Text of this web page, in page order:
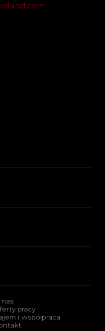
nas
pracy
i współpraca